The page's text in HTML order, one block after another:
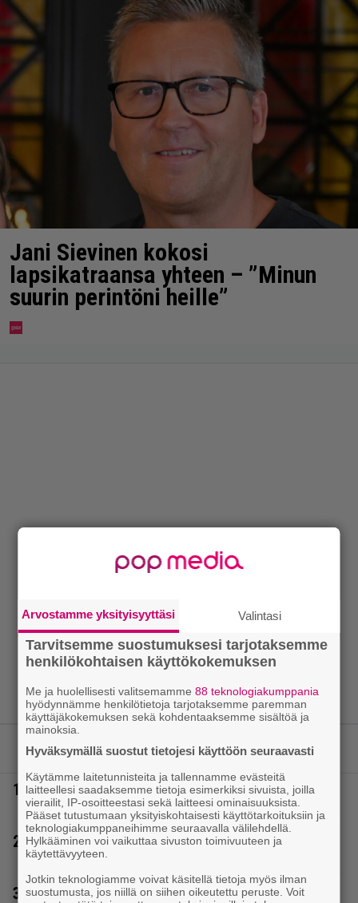
Jani Sievinen kokosi
lapsikatraansa yhteen – ”Minun
suurin perintöni heille”
LUETUIMMAT JUTUT
1.
Poliisilla tehovalvonta – tästä kysymys ja näin
kauan kestää
2.
Tältä näyttää Vappu Pimiän perhelomalla
Portugalissa – ”Kaunis mekko”
3.
Uuno: Hjallis Harkimo, 72, ja Jasmine, 38, sanovat
Arvostamme yksityisyyttäsi Valintasi
Tarvitsemme suostumuksesi tarjotaksemme
henkilökohtaisen käyttökokemuksen
Me ja huolellisesti valitsemamme88 teknologiakumppania
hyödynnämme henkilötietoja tarjotaksemme paremman
käyttäjäkokemuksen sekä kohdentaaksemme sisältöä ja
mainoksia.
Hyväksymällä suostut tietojesi käyttöön seuraavasti
Käytämme laitetunnisteita ja tallennamme evästeitä
laitteellesi saadaksemme tietoja esimerkiksi sivuista, joilla
vierailit, IP-osoitteestasi sekä laitteesi ominaisuuksista.
Pääset tutustumaan yksityiskohtaisesti käyttötarkoituksiin ja
teknologiakumppaneihimme seuraavalla välilehdellä.
Hylkääminen voi vaikuttaa sivuston toimivuuteen ja
käytettävyyteen.
Jotkin teknologiamme voivat käsitellä tietoja myös ilman
suostumusta, jos niillä on siihen oikeutettu peruste. Voit